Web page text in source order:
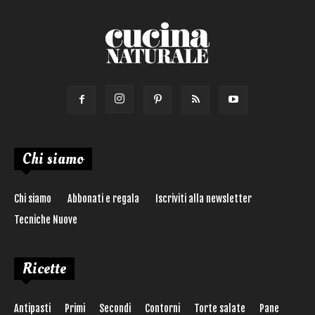
Chi siamo
Chi siamo Abbonati e regala
Iscriviti alla newsletter
Tecniche Nuove
Ricette
Antipasti Primi Secondi Contorni Torte salate Pane